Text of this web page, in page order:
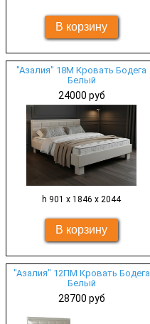
"Азалия" 18М Кровать Бодега
Белый
24000 руб
h 901 х 1846 x 2044
"Азалия" 12ПМ Кровать Бодега
Белый
28700 руб